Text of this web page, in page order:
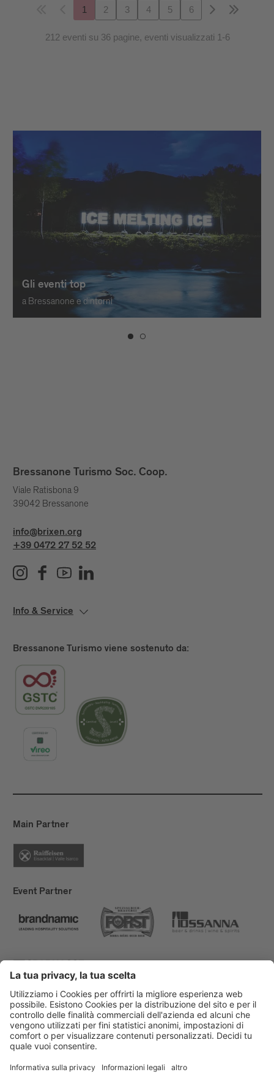
1 2 3 4 5 6
212 eventi su 36 pagine, eventi visualizzati 1-6
Gli eventi top
a Bressanone e dintorni
Bressanone Turismo Soc. Coop.
Viale Ratisbona 9
39042 Bressanone
info@brixen.org
+39 0472 27 52 52
Info & Service
Bressanone Turismo viene sostenuto da:
Main Partner
Event Partner
Bressanone Turismo
Privacy
Note legali
Finanziamenti
Mappa del sito
Cookie-Einstellungen